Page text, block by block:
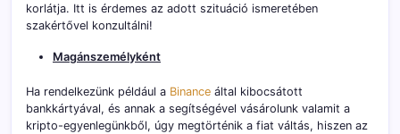
korlátja. Itt is érdemes az adott szituáció ismeretében
szakértővel konzultálni!
Magánszemélyként
Ha rendelkezünk például a Binance által kibocsátott
bankkártyával, és annak a segítségével vásárolunk valamit a
kripto-egyenlegünkből, úgy megtörténik a fiat váltás, hiszen az